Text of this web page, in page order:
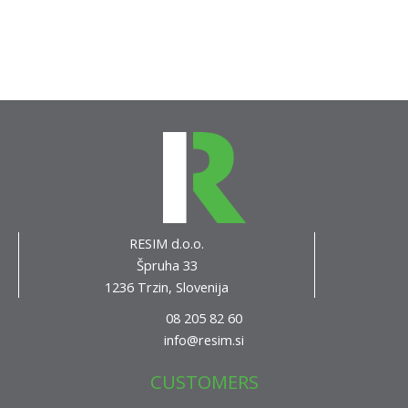
RESIM d.o.o.
Špruha 33
1236 Trzin, Slovenija
08 205 82 60
info@resim.si
CUSTOMERS